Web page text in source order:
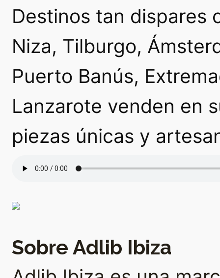
Destinos tan dispares
Niza, Tilburgo,
Puerto Banús,
Lanzarote venden en
piezas únicas y
Sobre Adlib Ibiza